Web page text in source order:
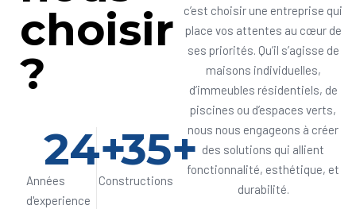
choisir
?
Années
d'experience
24+
Constructions
35+
c’est choisir une entreprise qui
place vos attentes au cœur de
ses priorités. Qu’il s’agisse de
maisons individuelles,
d’immeubles résidentiels, de
piscines ou d’espaces verts,
nous nous engageons à créer
des solutions qui allient
fonctionnalité, esthétique, et
durabilité.